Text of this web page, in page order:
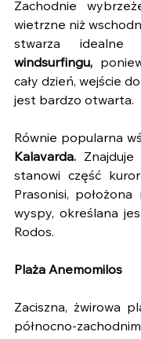
Zachodnie
wietrzne niż
stwarza
windsurfingu,
cały dzień, wejście
jest bardzo otwarta.
Równie popularna
Kalavarda.
stanowi część
Prasonisi,
wyspy, określana
Rodos.
Plaża Anemomilos
Zaciszna, żwirowa
północno-